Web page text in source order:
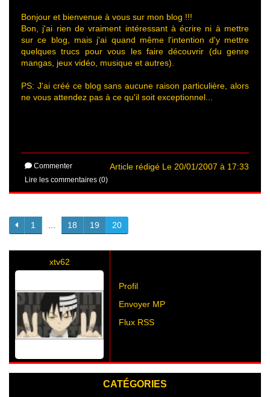
Bonjour et bienvenue à vous sur mon blog !!!
Bon, j'ai rien de vraiment intéressant à écrire ni à mettre
sur ce blog, mais j'ai quand même l'intention d'y mettre
quelques trucs pour vous les faire découvrir (du genre
mangas, jeux vidéo, musique et autres).
PS: J'ai créé ce blog sans aucune raison particulière, alors
ne vous attendez pas à ce qu'il soit exceptionnel...
Article rédigé Le 20/01/2007 à 17:33
Commenter
Lire les commentaires (0)
1 ... 18 19 20
xtv62
Profil
Envoyer MP
Flux RSS
CATÉGORIES